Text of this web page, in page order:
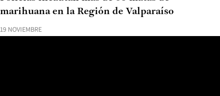
19 NOVIEMBRE
marihuana en la Región de Valparaíso